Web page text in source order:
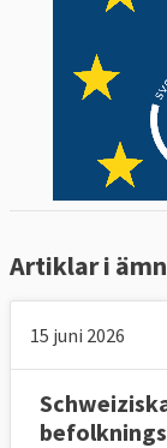
Artiklar i
15 juni 2026